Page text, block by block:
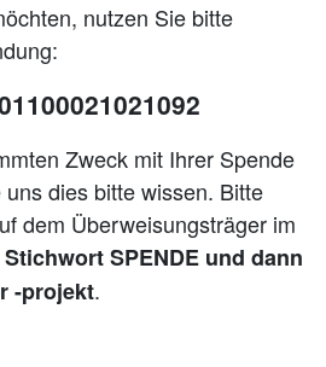
nutzen Sie bitte
Zweck mit Ihrer Spende
dies bitte wissen. Bitte
dem Überweisungsträger im
Stichwort SPENDE und dann
-projekt.